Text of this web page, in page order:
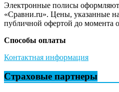
Электронные полисы
«Сравни.ru». Цены, указанные
публичной офертой до момента
Способы оплаты
Контактная информация
Страховые партнеры